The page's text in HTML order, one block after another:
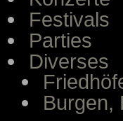
Festivals
Parties
Diverses
Burgen,